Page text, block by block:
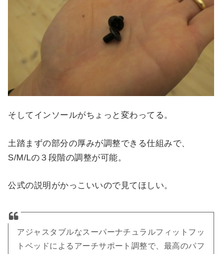
そしてインソールがちょっと変わってる。
土踏まずの部分の厚みが調整できる仕組みで、
S/M/Lの３段階の調整が可能。
公式の説明がかっこいいので見てほしい。
アジャスタブルなスーパーナチュラルフィットフッ
トベッドによるアーチサポート調整で、最高のパフ